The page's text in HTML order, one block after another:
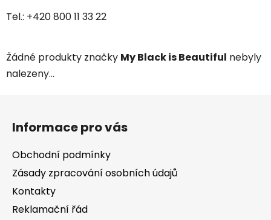
Tel.: +420 800 11 33 22
Žádné produkty značky My Black is Beautiful nebyly
nalezeny...
Informace pro vás
Obchodní podmínky
Zásady zpracování osobních údajů
Kontakty
Reklamační řád